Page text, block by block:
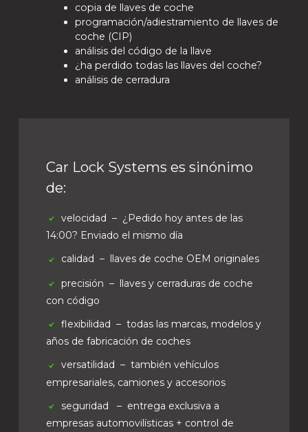
copia de llaves de coche
programación/adiestramiento de llaves de
coche (CIP)
análisis del código de la llave
¿ha perdido todas las llaves del coche?
análisis de cerradura
Car Lock Systems es sinónimo
de:
velocidad – ¿Pedido hoy antes de las
14:00? Enviado el mismo día
calidad – llaves de coche OEM originales
precisión – llaves y cerraduras de coche
con código
flexibilidad – todas las marcas, modelos y
años de fabricación de coches
versatilidad – también vehículos
empresariales, camiones y accesorios
seguridad
– entrega exclusiva a
empresas automovilísticas + control de